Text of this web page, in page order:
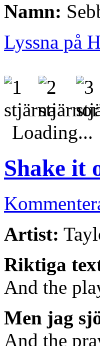
Namn:
Lyssna på
Loading...
Shake it
Artist:
Riktiga
And the
Men jag
And the